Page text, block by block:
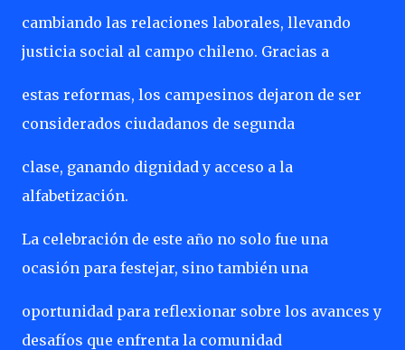
cambiando las relaciones laborales, llevando
justicia social al campo chileno. Gracias a
estas reformas, los campesinos dejaron de ser
considerados ciudadanos de segunda
clase, ganando dignidad y acceso a la
alfabetización.
La celebración de este año no solo fue una
ocasión para festejar, sino también una
oportunidad para reflexionar sobre los avances y
desafíos que enfrenta la comunidad